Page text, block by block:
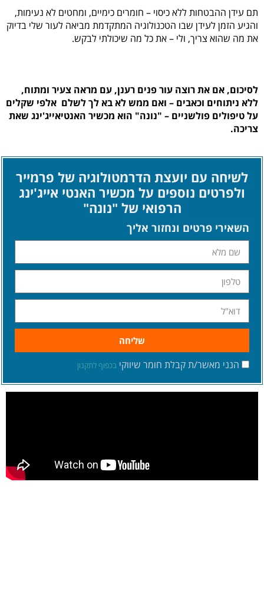
תם עידן ההבטחות ללא כיסוי – חומרים כימיים, ומחטים לא נעימות,
והגיע הזמן לעידן שבו הטכנולוגיה המתקדמת מביאה לעור שלי בדיוק
את מה שהוא צריך, ולי – את כל מה שיכולתי לבקש.
לסיכום, אם את רוצה עור פנים רענן, עם מראה צעיר ומתוח,
ללא ניתוחים וכאבים – ואם ממש לא בא לך לשלם אלפי שקלים
על טיפולים פולשניים – "נונה" הוא מכשיר האנטיאייג'ינג שאת
צריכה.
לשיחה עם יועצת הדרמטולוגיה של פרמייר
ולפרטים נוספים על מכשיר האנטי אייג'ינג
הרפואי של "נונה"​​
השאירי פרטים ונחזור אליך
הנני מאשר/ת קבלת חומר שיווקי בכפוף לתקנון
שליחה